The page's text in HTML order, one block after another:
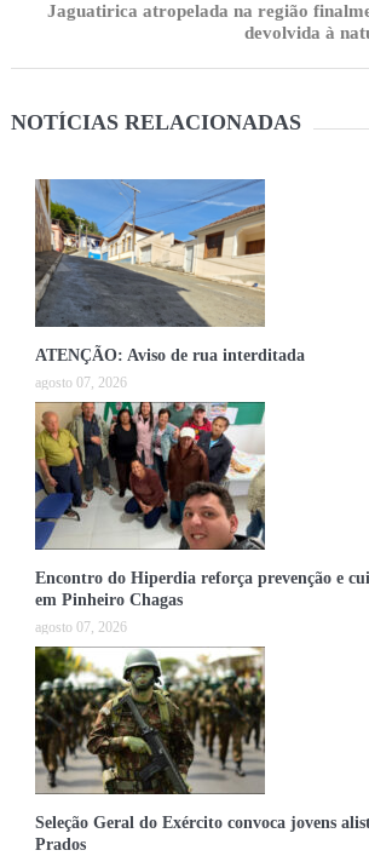
Jaguatirica atropelada na região
devolvida à
NOTÍCIAS RELACIONADAS
ATENÇÃO: Aviso de rua interditada
agosto 07, 2026
Encontro do Hiperdia reforça prevenção e
em Pinheiro Chagas
agosto 07, 2026
Seleção Geral do Exército convoca jovens
Prados